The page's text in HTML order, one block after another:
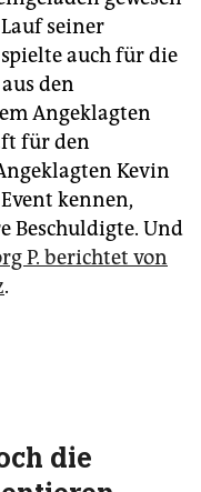
seiner
auch für die
den
Angeklagten
für den
Kevin
kennen,
Beschuldigte. Und
P. berichtet von
.
die